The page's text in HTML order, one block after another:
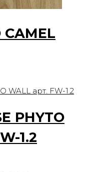
CAMEL
PHYTO
1.2